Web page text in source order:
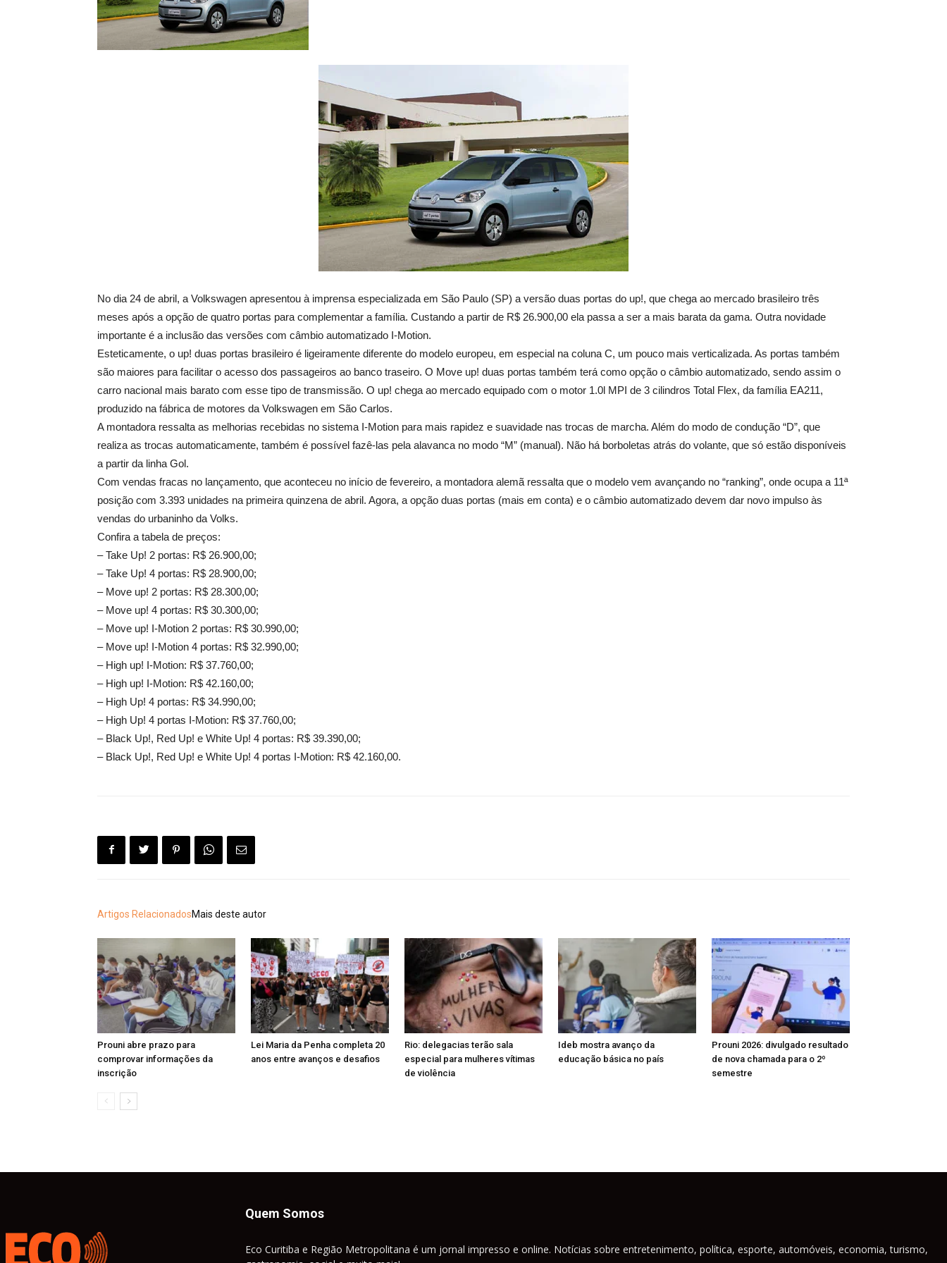
No dia 24 de abril, a Volkswagen apresentou à imprensa especializada em São Paulo (SP) a versão duas portas do up!, que chega ao mercado brasileiro três
meses após a opção de quatro portas para complementar a família. Custando a partir de R$ 26.900,00 ela passa a ser a mais barata da gama. Outra novidade
importante é a inclusão das versões com câmbio automatizado I-Motion.
Esteticamente, o up! duas portas brasileiro é ligeiramente diferente do modelo europeu, em especial na coluna C, um pouco mais verticalizada. As portas também
são maiores para facilitar o acesso dos passageiros ao banco traseiro. O Move up! duas portas também terá como opção o câmbio automatizado, sendo assim o
carro nacional mais barato com esse tipo de transmissão. O up! chega ao mercado equipado com o motor 1.0l MPI de 3 cilindros Total Flex, da família EA211,
produzido na fábrica de motores da Volkswagen em São Carlos.
A montadora ressalta as melhorias recebidas no sistema I-Motion para mais rapidez e suavidade nas trocas de marcha. Além do modo de condução “D”, que
realiza as trocas automaticamente, também é possível fazê-las pela alavanca no modo “M” (manual). Não há borboletas atrás do volante, que só estão disponíveis
a partir da linha Gol.
Com vendas fracas no lançamento, que aconteceu no início de fevereiro, a montadora alemã ressalta que o modelo vem avançando no “ranking”, onde ocupa a 11ª
posição com 3.393 unidades na primeira quinzena de abril. Agora, a opção duas portas (mais em conta) e o câmbio automatizado devem dar novo impulso às
vendas do urbaninho da Volks.
Confira a tabela de preços:
– Take Up! 2 portas: R$ 26.900,00;
– Take Up! 4 portas: R$ 28.900,00;
– Move up! 2 portas: R$ 28.300,00;
– Move up! 4 portas: R$ 30.300,00;
– Move up! I-Motion 2 portas: R$ 30.990,00;
– Move up! I-Motion 4 portas: R$ 32.990,00;
– High up! I-Motion: R$ 37.760,00;
– High up! I-Motion: R$ 42.160,00;
– High Up! 4 portas: R$ 34.990,00;
– High Up! 4 portas I-Motion: R$ 37.760,00;
– Black Up!, Red Up! e White Up! 4 portas: R$ 39.390,00;
– Black Up!, Red Up! e White Up! 4 portas I-Motion: R$ 42.160,00.
Artigos RelacionadosMais deste autor
Prouni abre prazo para
comprovar informações da
inscrição
Lei Maria da Penha completa 20
anos entre avanços e desafios
Rio: delegacias terão sala
especial para mulheres vítimas
de violência
Ideb mostra avanço da
educação básica no país
Prouni 2026: divulgado resultado
de nova chamada para o 2º
semestre
Quem Somos
Eco Curitiba e Região Metropolitana é um jornal impresso e online. Notícias sobre entretenimento, política, esporte, automóveis, economia, turismo,